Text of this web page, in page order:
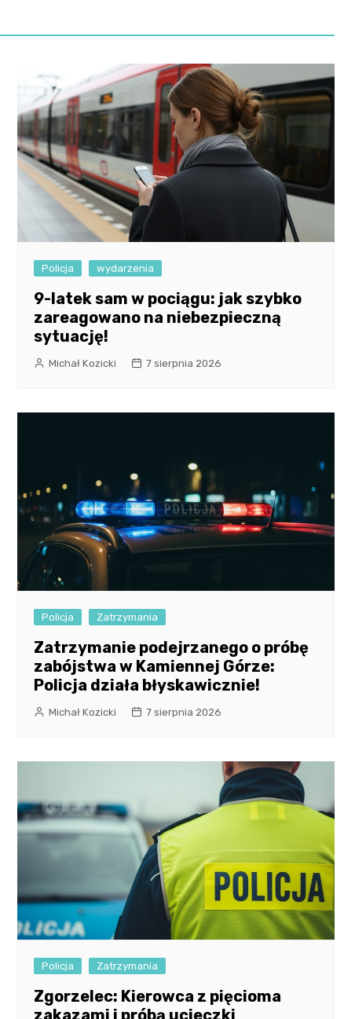
Policja wydarzenia
9-latek sam w pociągu: jak szybko
zareagowano na niebezpieczną
sytuację!
Michał Kozicki 7 sierpnia 2026
Policja Zatrzymania
Zatrzymanie podejrzanego o próbę
zabójstwa w Kamiennej Górze:
Policja działa błyskawicznie!
Michał Kozicki 7 sierpnia 2026
Policja Zatrzymania
Zgorzelec: Kierowca z pięcioma
zakazami i próbą ucieczki